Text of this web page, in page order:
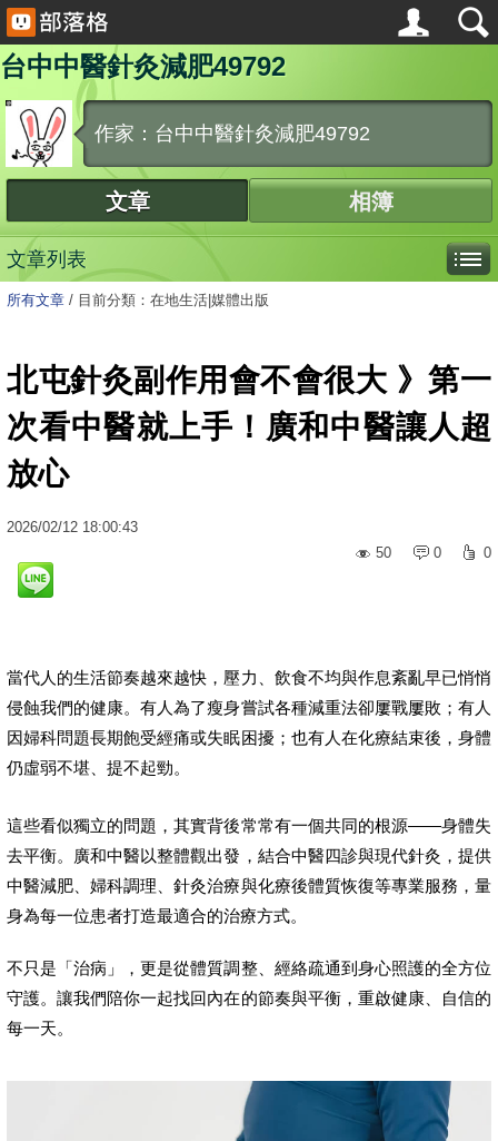
台中中醫針灸減肥49792
作家：台中中醫針灸減肥49792
文章 相簿
文章列表
所有文章 / 目前分類：在地生活|媒體出版
北屯針灸副作用會不會很大 》第一
次看中醫就上手！廣和中醫讓人超
放心
2026/02/12 18:00:43
50
0 0
當代人的生活節奏越來越快，壓力、飲食不均與作息紊亂早已悄悄
侵蝕我們的健康。有人為了瘦身嘗試各種減重法卻屢戰屢敗；有人
因婦科問題長期飽受經痛或失眠困擾；也有人在化療結束後，身體
仍虛弱不堪、提不起勁。
這些看似獨立的問題，其實背後常常有一個共同的根源——身體失
去平衡。廣和中醫以整體觀出發，結合中醫四診與現代針灸，提供
中醫減肥、婦科調理、針灸治療與化療後體質恢復等專業服務，量
身為每一位患者打造最適合的治療方式。
不只是「治病」，更是從體質調整、經絡疏通到身心照護的全方位
守護。讓我們陪你一起找回內在的節奏與平衡，重啟健康、自信的
每一天。